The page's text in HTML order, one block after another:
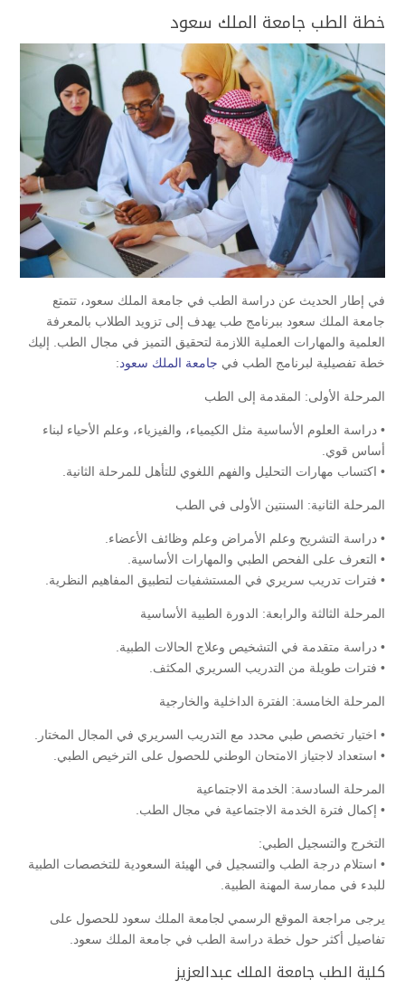
خطة الطب جامعة الملك سعود
في إطار الحديث عن دراسة الطب في جامعة الملك سعود، تتمتع
جامعة الملك سعود ببرنامج طب يهدف إلى تزويد الطلاب بالمعرفة
العلمية والمهارات العملية اللازمة لتحقيق التميز في مجال الطب. إليك
خطة تفصيلية لبرنامج الطب في جامعة الملك سعود:
المرحلة الأولى: المقدمة إلى الطب
• دراسة العلوم الأساسية مثل الكيمياء، والفيزياء، وعلم الأحياء لبناء
أساس قوي.
• اكتساب مهارات التحليل والفهم اللغوي للتأهل للمرحلة الثانية.
المرحلة الثانية: السنتين الأولى في الطب
• دراسة التشريح وعلم الأمراض وعلم وظائف الأعضاء.
• التعرف على الفحص الطبي والمهارات الأساسية.
• فترات تدريب سريري في المستشفيات لتطبيق المفاهيم النظرية.
المرحلة الثالثة والرابعة: الدورة الطبية الأساسية
• دراسة متقدمة في التشخيص وعلاج الحالات الطبية.
• فترات طويلة من التدريب السريري المكثف.
المرحلة الخامسة: الفترة الداخلية والخارجية
• اختيار تخصص طبي محدد مع التدريب السريري في المجال المختار.
• استعداد لاجتياز الامتحان الوطني للحصول على الترخيص الطبي.
المرحلة السادسة: الخدمة الاجتماعية
• إكمال فترة الخدمة الاجتماعية في مجال الطب.
التخرج والتسجيل الطبي:
• استلام درجة الطب والتسجيل في الهيئة السعودية للتخصصات الطبية
للبدء في ممارسة المهنة الطبية.
يرجى مراجعة الموقع الرسمي لجامعة الملك سعود للحصول على
تفاصيل أكثر حول خطة دراسة الطب في جامعة الملك سعود.
كلية الطب جامعة الملك عبدالعزيز